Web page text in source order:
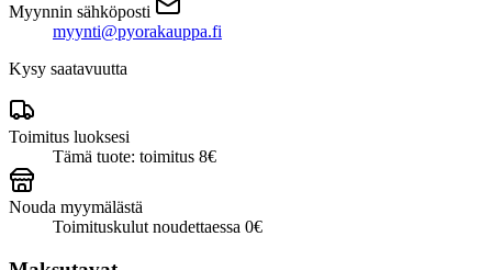
Myynnin sähköposti
myynti@pyorakauppa.fi
Kysy saatavuutta
Toimitus luoksesi
Tämä tuote: toimitus 8€
Nouda myymälästä
Toimituskulut noudettaessa 0€